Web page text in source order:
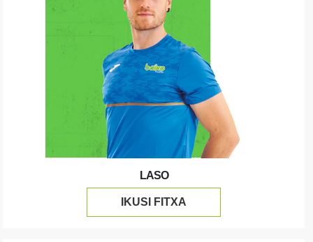
LASO
IKUSI FITXA